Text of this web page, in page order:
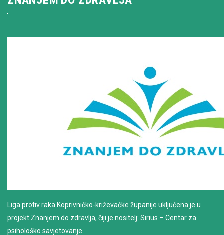
Liga protiv raka Koprivničko-križevačke županije uključena je u
projekt Znanjem do zdravlja, čiji je nositelj: Sirius – Centar za
psihološko savjetovanje